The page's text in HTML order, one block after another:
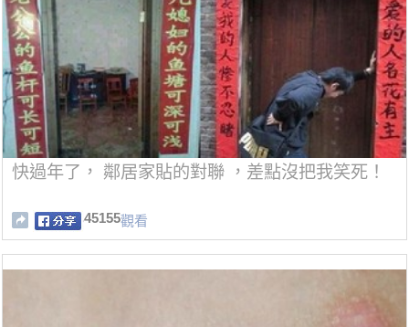
快過年了， 鄰居家貼的對聯 ，差點沒把我笑死！
45155觀看